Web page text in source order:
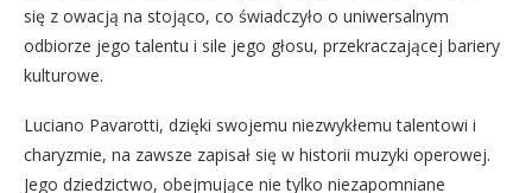
się z owacją na stojąco, co świadczyło o uniwersalnym
odbiorze jego talentu i sile jego głosu, przekraczającej bariery
kulturowe.
Luciano Pavarotti, dzięki swojemu niezwykłemu talentowi i
charyzmie, na zawsze zapisał się w historii muzyki operowej.
Jego dziedzictwo, obejmujące nie tylko niezapomniane